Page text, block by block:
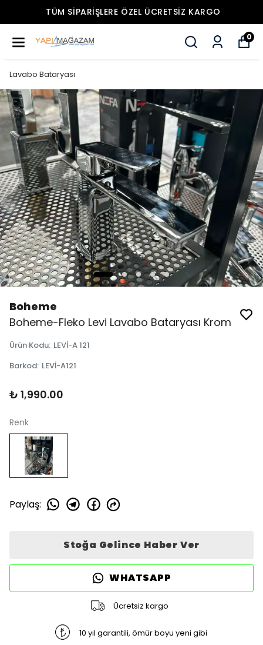
TÜM SIPARIŞLERE ÖZEL ÜCRETSIZ KARGO
0
Lavabo Bataryası
Boheme
Boheme-Fleko Levi Lavabo Bataryası Krom
Ürün Kodu: LEVİ-A 121
Barkod: LEVİ-A121
₺ 1,990.00
Renk
Paylaş:
Stoğa Gelince Haber Ver
WHATSAPP
Ücretsiz kargo
10 yıl garantili, ömür boyu yeni gibi